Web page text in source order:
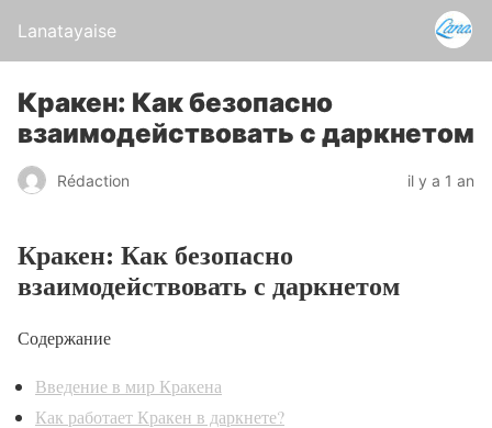
Lanatayaise
Кракен: Как безопасно
взаимодействовать с даркнетом
Rédaction il y a 1 an
Кракен: Как безопасно
взаимодействовать с даркнетом
Содержание
Введение в мир Кракена
Как работает Кракен в даркнете?